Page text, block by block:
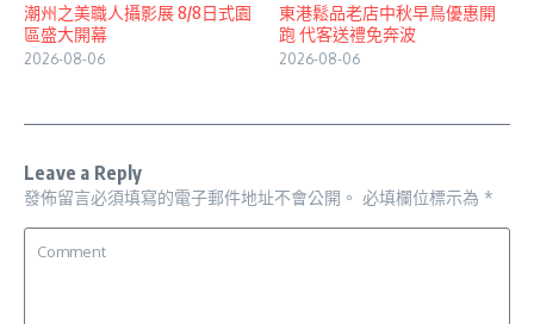
潮州之美職人攝影展 8/8日式園
區盛大開幕
2026-08-06
東港鬆品老店中秋早鳥優惠開
跑 代客送禮免奔波
2026-08-06
Leave a Reply
發佈留言必須填寫的電子郵件地址不會公開。 必填欄位標示為 *